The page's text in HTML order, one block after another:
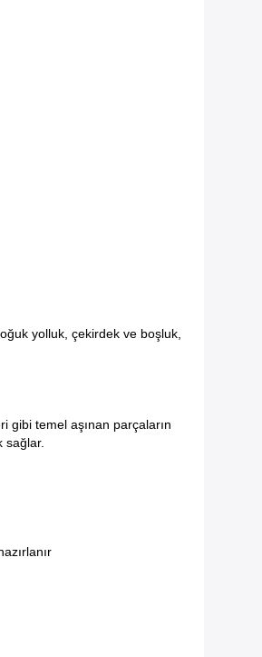
yolluk, çekirdek ve boşluk,
gibi temel aşınan parçaların
sağlar.